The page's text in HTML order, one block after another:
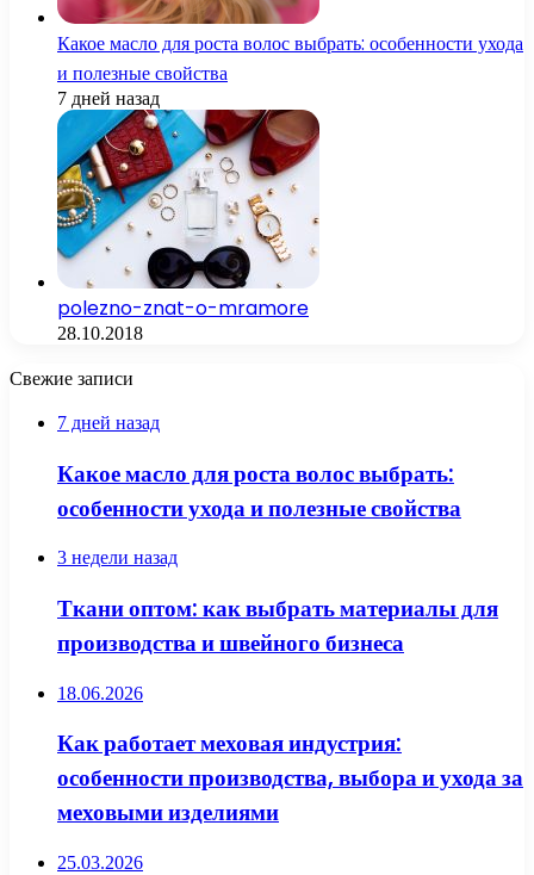
Какое масло для роста волос выбрать: особенности ухода
и полезные свойства
7 дней назад
polezno-znat-o-mramore
28.10.2018
Свежие записи
7 дней назад
Какое масло для роста волос выбрать:
особенности ухода и полезные свойства
3 недели назад
Ткани оптом: как выбрать материалы для
производства и швейного бизнеса
18.06.2026
Как работает меховая индустрия:
особенности производства, выбора и ухода за
меховыми изделиями
25.03.2026